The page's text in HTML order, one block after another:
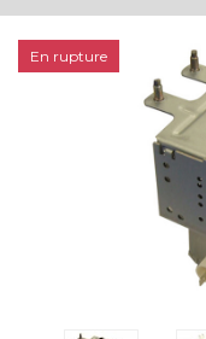
En rupture